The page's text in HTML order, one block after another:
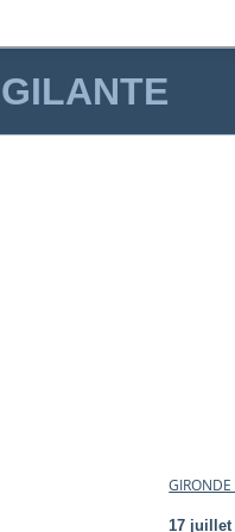
17 juillet